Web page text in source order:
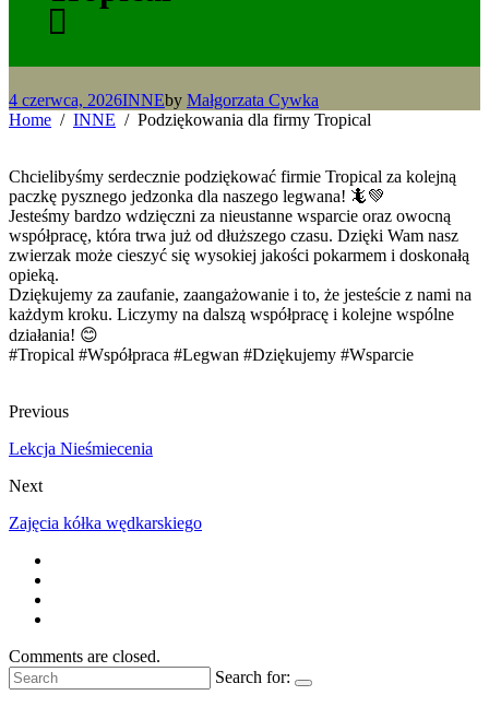
4 czerwca, 2026INNEby Małgorzata Cywka
Home
INNE Podziękowania dla firmy Tropical
Chcielibyśmy serdecznie podziękować firmie Tropical za kolejną
paczkę pysznego jedzonka dla naszego legwana! 🦎💚
Jesteśmy bardzo wdzięczni za nieustanne wsparcie oraz owocną
współpracę, która trwa już od dłuższego czasu. Dzięki Wam nasz
zwierzak może cieszyć się wysokiej jakości pokarmem i doskonałą
opieką.
Dziękujemy za zaufanie, zaangażowanie i to, że jesteście z nami na
każdym kroku. Liczymy na dalszą współpracę i kolejne wspólne
działania! 😊
#Tropical #Współpraca #Legwan #Dziękujemy #Wsparcie
Previous
Lekcja Nieśmiecenia
Next
Zajęcia kółka wędkarskiego
Comments are closed.
Search for: